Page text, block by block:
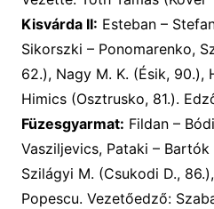
Kisvárda II: Esteban –
Sikorszki – Ponomarenko,
62.), Nagy M. K. (Ésik, 90.),
Himics (Osztrusko, 81.).
Füzesgyarmat: Fildan –
Vasziljevics, Pataki –
Szilágyi M. (Csukodi D.,
Popescu. Vezetőedző: